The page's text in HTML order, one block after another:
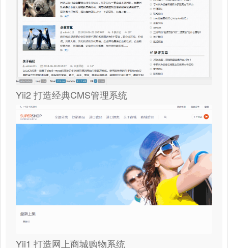
Yii2 打造经典CMS管理系统
Yii1 打造网上商城购物系统